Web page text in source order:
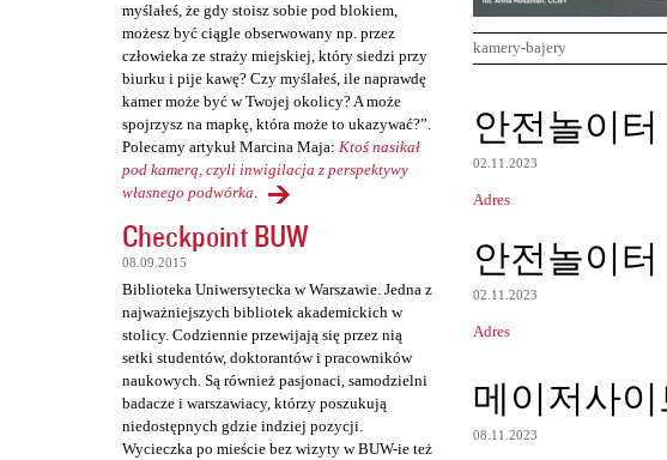
myślałeś, że gdy stoisz sobie pod blokiem,
możesz być ciągle obserwowany np. przez
człowieka ze straży miejskiej, który siedzi przy
biurku i pije kawę? Czy myślałeś, ile naprawdę
kamer może być w Twojej okolicy? A może
spojrzysz na mapkę, która może to ukazywać?”.
Polecamy artykuł Marcina Maja: Ktoś nasikał
pod kamerą, czyli inwigilacja z perspektywy
własnego podwórka.
Checkpoint BUW
08.09.2015
Biblioteka Uniwersytecka w Warszawie. Jedna z
najważniejszych bibliotek akademickich w
stolicy. Codziennie przewijają się przez nią
setki studentów, doktorantów i pracowników
naukowych. Są również pasjonaci, samodzielni
badacze i warszawiacy, którzy poszukują
niedostępnych gdzie indziej pozycji.
Wycieczka po mieście bez wizyty w BUW-ie też
kamery-bajery
K
o
m
e
n
t
r
z
e
안전놀이터
02.11.2023
Adres
안전놀이터
02.11.2023
Adres
메이저사이
08.11.2023